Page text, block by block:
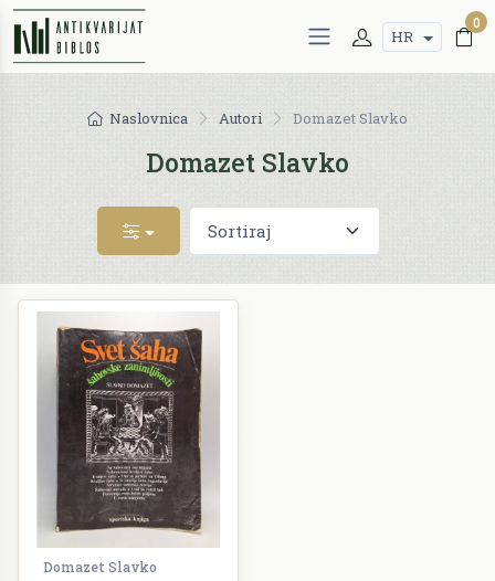
HR
0
Naslovnica Autori Domazet Slavko
Domazet Slavko
Domazet Slavko